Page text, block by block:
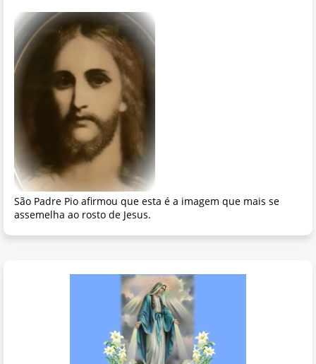
São Padre Pio afirmou que esta é a imagem que mais se
assemelha ao rosto de Jesus.